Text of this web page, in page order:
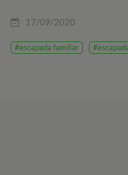
17/09/2020
#escapada familiar